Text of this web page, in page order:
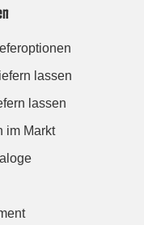
lassen
lassen
im Markt